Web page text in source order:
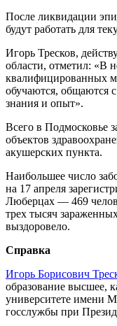
После ликвидации
будут работать для
Игорь Тресков,
области, отметил: «В
квалифицированных
обучаются, общаются
знания и опыт».
Всего в Подмосковье
объектов
акушерских пункта.
Наибольшее число
на 17 апреля
Люберцах — 469
трех тысяч
выздоровело.
Справка
Игорь Борисович
образование высшее,
университете имени
госслужбы при